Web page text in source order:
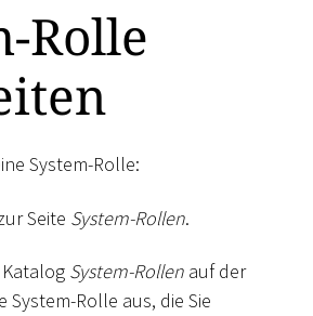
Rolle
System-Rolle:
Seite System-Rollen.
System-Rollen auf der
System-Rolle aus, die Sie